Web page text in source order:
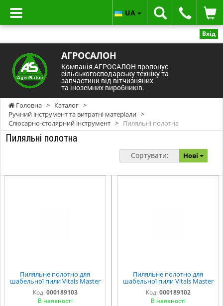
Вхід
АГРОСАЛОН
Компанія АГРОСАЛОН пропонує
сільськогосподарську техніку та
запчастини від вітчизняних
та іноземних виробників.
UA
Головна > Каталог >
Ручний інструмент та витратні матеріали >
Слюсарно-столярний інструмент > Пиляльні полотна
Пиляльні полотна
Сортувати: Нові
Пиляльне полотно для
шабельної пили Vitals Master
S610 VF 1 од.
Код: 000189103
В наявності
Пиляльне полотно для
шабельної пили Vitals Master
S1243 HM 1 од.
Код: 000189102
В наявності